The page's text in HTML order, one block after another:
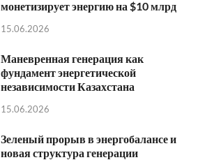
монетизирует энергию на $10 млрд
15.06.2026
Маневренная генерация как
фундамент энергетической
независимости Казахстана
15.06.2026
Зеленый прорыв в энергобалансе и
новая структура генерации